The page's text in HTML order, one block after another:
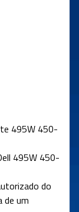
495W 450-
495W 450-
do
de um